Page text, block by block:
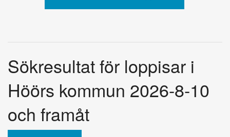
Sökresultat för loppisar i
Höörs kommun 2026-8-10
och framåt